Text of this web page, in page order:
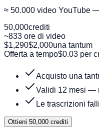
≈ 50.000 video YouTube
50,000crediti
~833 ore di video
$1,290$2,000una tantum
Offerta a tempo$0.03 per
Acquisto una
Validi 12 mesi —
Le trascrizioni
Ottieni 50,000 crediti